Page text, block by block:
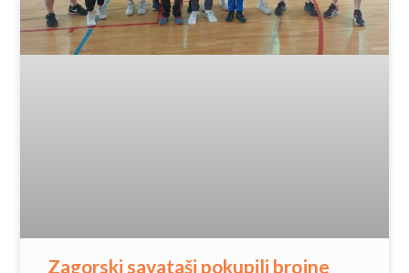
Zagorski savataši pokupili brojne